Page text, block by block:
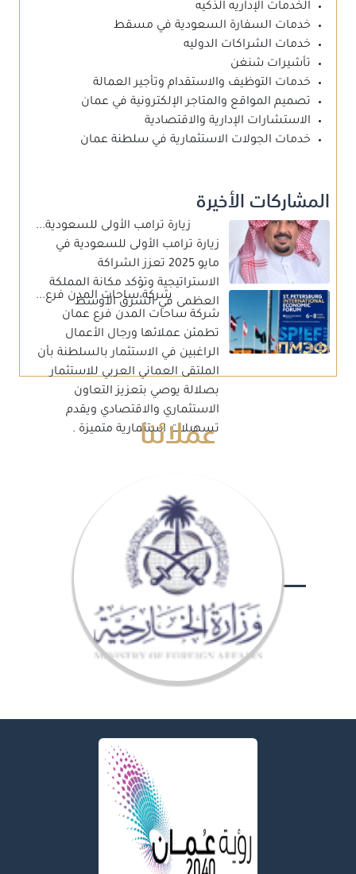
الخدمات الإداريه الذكيه
خدمات السفارة السعودية في مسقط
خدمات الشراكات الدوليه
تأشيرات شنغن
خدمات التوظيف والاستقدام وتأجير العمالة
تصميم المواقع والمتاجر الإلكترونية في عمان
الاستشارات الإدارية والاقتصادية
خدمات الجولات الاستثمارية في سلطنة عمان
المشاركات الأخيرة
زيارة ترامب الأولى للسعودية...
زيارة ترامب الأولى للسعودية في
مايو 2025 تعزز الشراكة
الاستراتيجية وتؤكد مكانة المملكة
العظمى في الشرق الأوسط
شركة ساحات المدن فرع...
شركة ساحات المدن فرع عمان
تطمئن عملائها ورجال الأعمال
الراغبين في الاستثمار بالسلطنة بأن
الملتقى العماني العربي للاستثمار
بصلالة يوصي بتعزيز التعاون
الاستثماري والاقتصادي ويقدم
تسهيلات استثمارية متميزة .
عملائنا